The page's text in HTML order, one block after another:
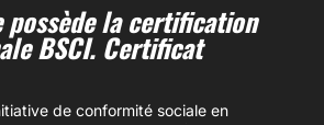
possède la certification
BSCI. Certificat
de conformité sociale en